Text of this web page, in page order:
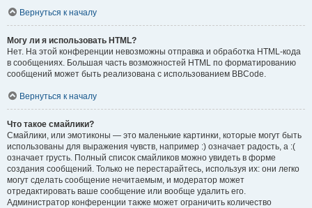
Вернуться к началу
Могу ли я использовать HTML?
Нет. На этой конференции невозможны отправка и обработка HTML-кода
в сообщениях. Большая часть возможностей HTML по форматированию
сообщений может быть реализована с использованием BBCode.
Вернуться к началу
Что такое смайлики?
Смайлики, или эмотиконы — это маленькие картинки, которые могут быть
использованы для выражения чувств, например :) означает радость, а :(
означает грусть. Полный список смайликов можно увидеть в форме
создания сообщений. Только не перестарайтесь, используя их: они легко
могут сделать сообщение нечитаемым, и модератор может
отредактировать ваше сообщение или вообще удалить его.
Администратор конференции также может ограничить количество